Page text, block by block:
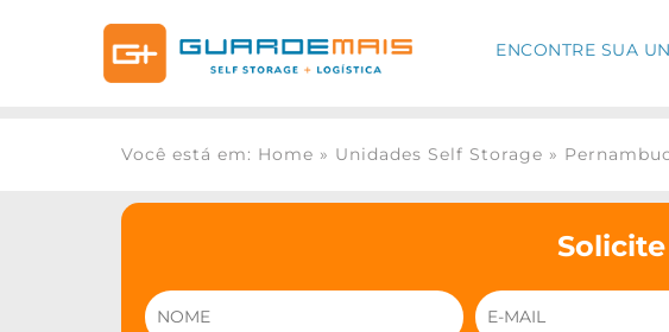
ENCONTRE SUA
Você está em: Home » Unidades Self Storage »